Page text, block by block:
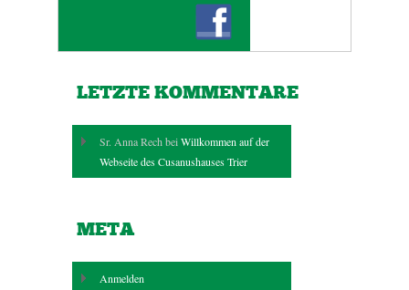
LETZTE KOMMENTARE
Sr. Anna Rech beiWillkommen auf der
Webseite des Cusanushauses Trier
META
Anmelden